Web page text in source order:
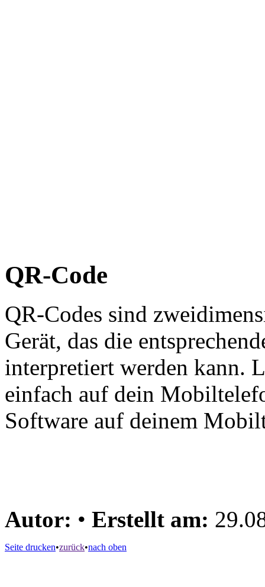
QR-Code
QR-Codes sind
Gerät, das die
interpretiert werden kann.
einfach auf dein
Software auf deinem
Autor: • Erstellt am:
Seite drucken•zurück•nach oben